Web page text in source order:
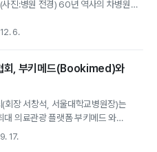
사진:병원 전경) 60년 역사의 차병원
6.
회, 부키메드(Bookimed)와
회장 서창석, 서울대학교병원장)는
대 의료관광 플랫폼 부키메드 와
대를 위한 온라인홍보...
17.